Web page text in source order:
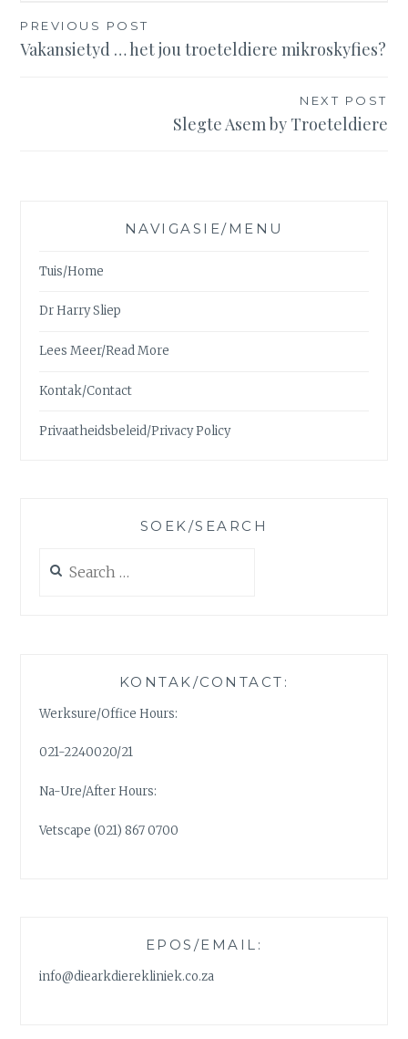
Post
navigation
PREVIOUS POST
Vakansietyd … het jou troeteldiere mikroskyfies?
NEXT POST
Slegte Asem by Troeteldiere
NAVIGASIE/MENU
Tuis/Home
Dr Harry Sliep
Lees Meer/Read More
Kontak/Contact
Privaatheidsbeleid/Privacy Policy
SOEK/SEARCH
for:
KONTAK/CONTACT:
Werksure/Office Hours:
021-2240020/21
Na-Ure/After Hours:
Vetscape (021) 867 0700
EPOS/EMAIL:
info@diearkdierekliniek.co.za